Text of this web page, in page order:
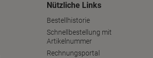
Nützliche Links
Bestellhistorie
Schnellbestellung mit
Artikelnummer
Rechnungsportal